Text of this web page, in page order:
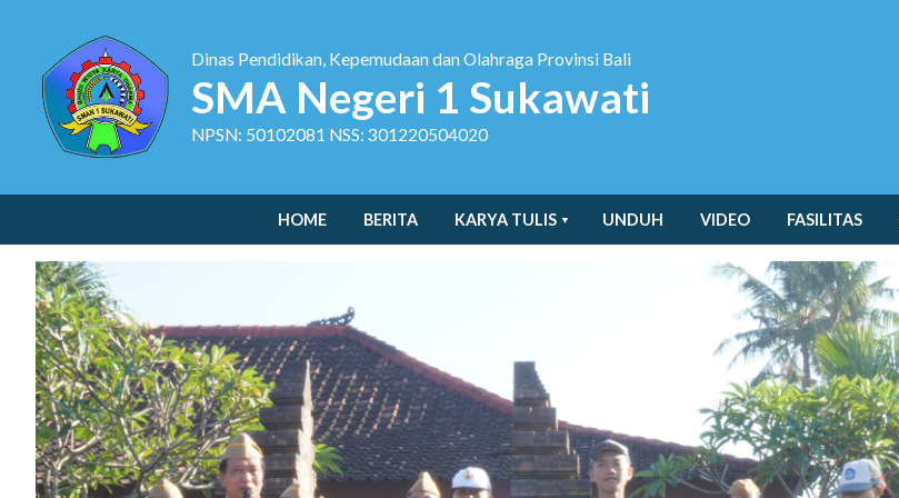
Dinas Pendidikan, Kepemudaan dan Olahraga Provinsi Bali
SMA Negeri 1 Sukawati
NPSN: 50102081 NSS: 301220504020
HOME BERITA KARYA TULIS UNDUH VIDEO FASILITAS